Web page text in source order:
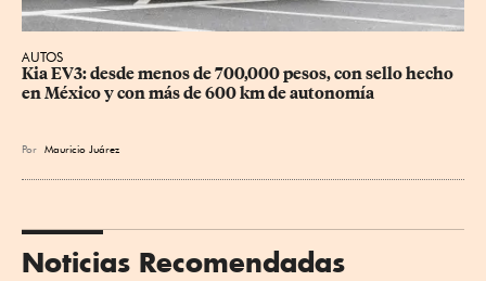
AUTOS
Kia EV3: desde menos de 700,000 pesos, con sello hecho
en México y con más de 600 km de autonomía
Por Mauricio Juárez
Noticias Recomendadas